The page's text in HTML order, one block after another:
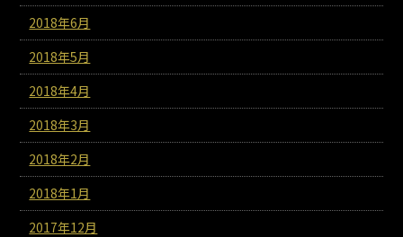
2018年6月
2018年5月
2018年4月
2018年3月
2018年2月
2018年1月
2017年12月